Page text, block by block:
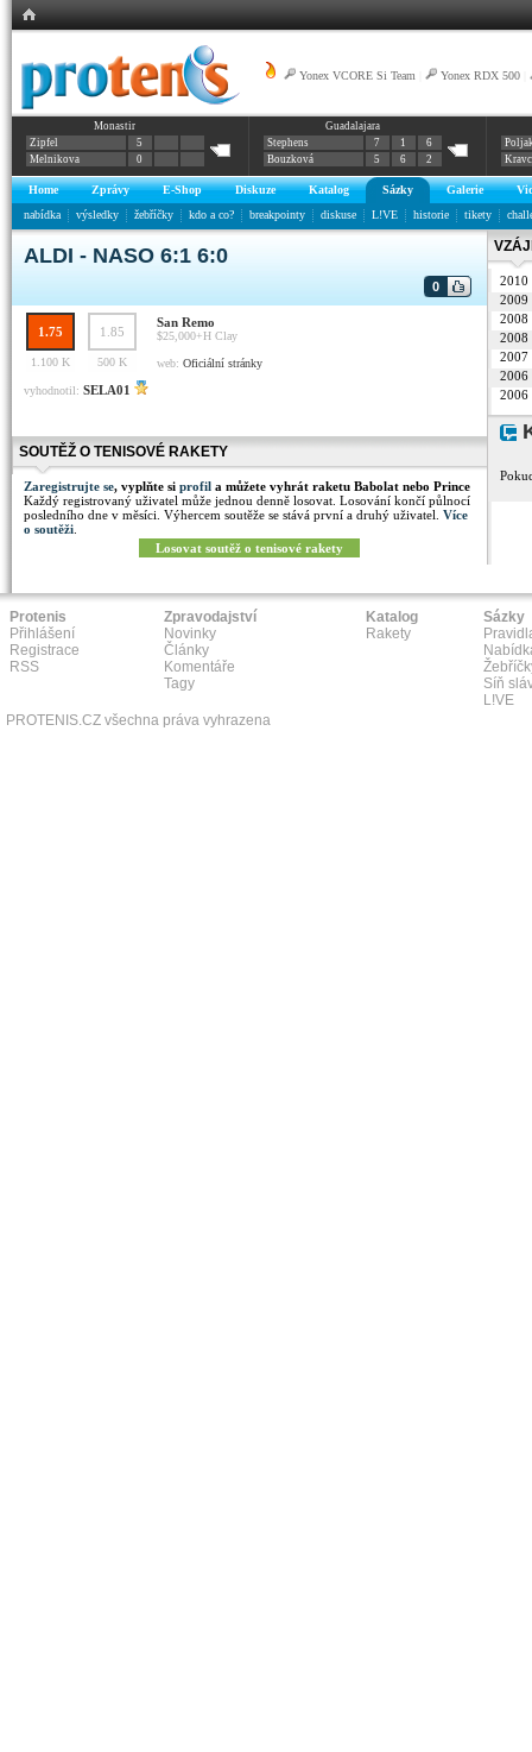
Yonex VCORE Si Team Yonex RDX 500
Monastir
Zipfel
5
Melnikova
0
Guadalajara
Stephens
7 1
6
Bouzková
5 6 2
Home Zprávy E-Shop Diskuze Katalog Sázky Galerie
nabídka
výsledky žebříčky kdo a co? breakpointy diskuse L!VE historie tikety
ALDI - NASO 6:1 6:0
0
1.75 1.85
San Remo
$25,000+H Clay
1.100 K
500 K web: Oficiální stránky
vyhodnotil: SELA01
SOUTĚŽ O TENISOVÉ RAKETY
Zaregistrujte se, vyplňte si profil a můžete vyhrát raketu Babolat nebo Prince
Každý registrovaný uživatel může jednou denně losovat. Losování končí půlnocí
posledního dne v měsíci. Výhercem soutěže se stává první a druhý uživatel. Více
o soutěži
Losovat soutěž o tenisové rakety
2010
2009
2008
2008
2007
2006
2006
Protenis
Přihlášení
Registrace
RSS
Zpravodajství
Novinky
Články
Komentáře
Tagy
Katalog
Rakety
Sázky
Síň
L!VE
PROTENIS.CZ všechna práva vyhrazena